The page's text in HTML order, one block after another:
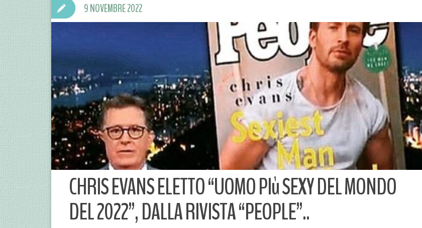
CHRIS EVANS ELETTO “UOMO PIù SEXY DEL MONDO
DEL 2022”, DALLA RIVISTA “PEOPLE”..
9 NOVEMBRE 2022